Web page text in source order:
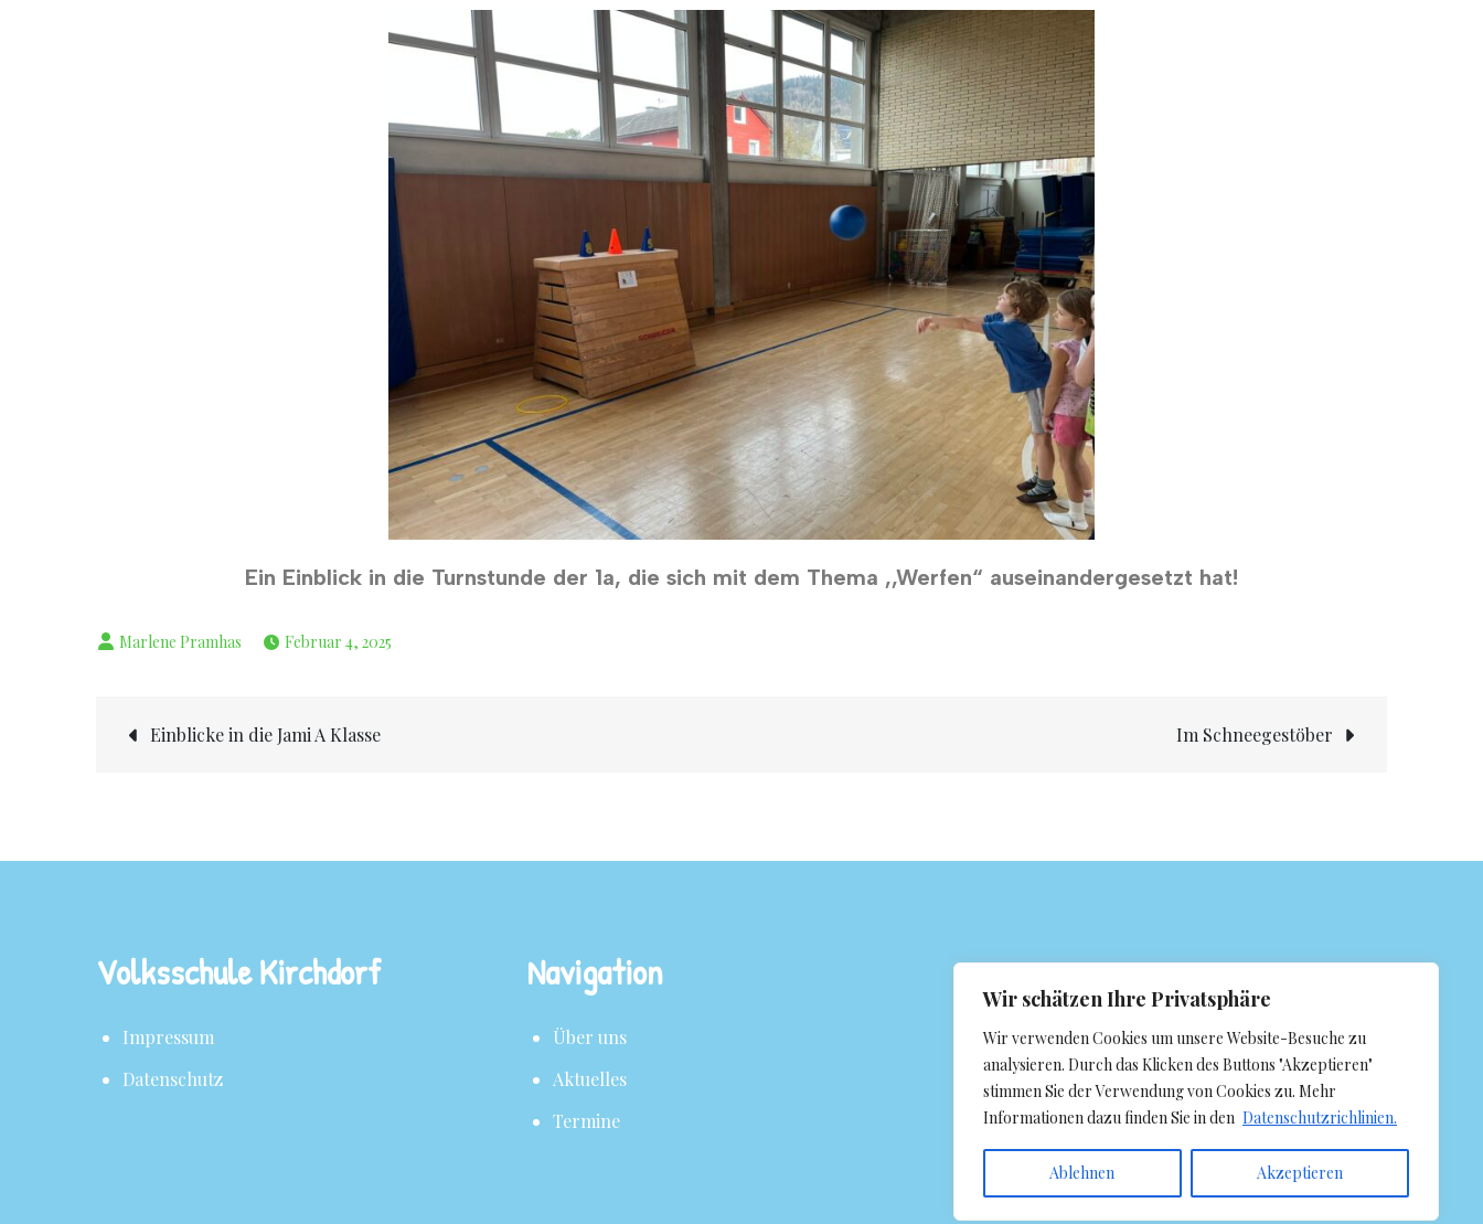
Wir schätzen Ihre Privatsphäre
Wir verwenden Cookies um unsere Website-Besuche zu
analysieren. Durch das Klicken des Buttons "Akzeptieren"
stimmen Sie der Verwendung von Cookies zu. Mehr
Informationen dazu finden Sie in den Datenschutzrichlinien.
Ablehnen Akzeptieren
Ein Einblick in die Turnstunde der 1a, die sich mit dem Thema ,,Werfen“ auseinandergesetzt hat!
Februar 4, 2025
Einblicke in die Jami A Klasse Im Schneegestöber
Volksschule Kirchdorf
Impressum
Datenschutz
Navigation
Über uns
Aktuelles
Termine